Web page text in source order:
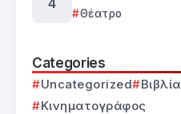
Θέατρο
Categories
Uncategorized Βιβλία
Κινηματογράφος